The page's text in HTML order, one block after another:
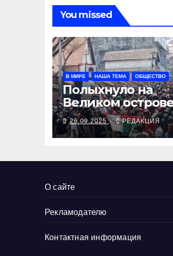
You missed
В МИРЕ НАША ТЕМА ОБЩЕСТВО
Полыхнуло на
Великом
26.09.2025 РЕДАКЦИЯ
О сайте
Рекламодателю
Контактная информация